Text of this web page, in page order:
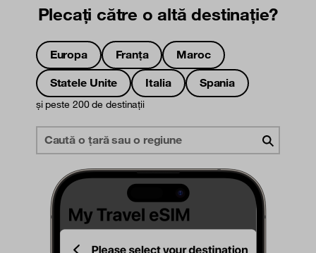
Plecați către o altă destinație?
Europa Franța
Maroc
Statele Unite
Italia Spania
și peste 200 de destinații